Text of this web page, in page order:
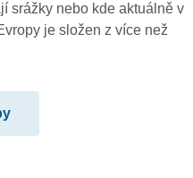
srážky nebo kde aktuálně v
je složen z více než